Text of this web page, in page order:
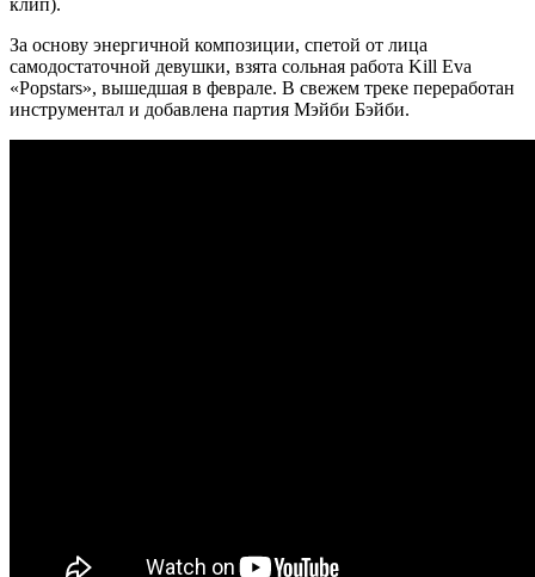
За основу энергичной композиции, спетой от лица
самодостаточной девушки, взята сольная работа Kill Eva
«Popstars», вышедшая в феврале. В свежем треке переработан
инструментал и добавлена партия Мэйби Бэйби.